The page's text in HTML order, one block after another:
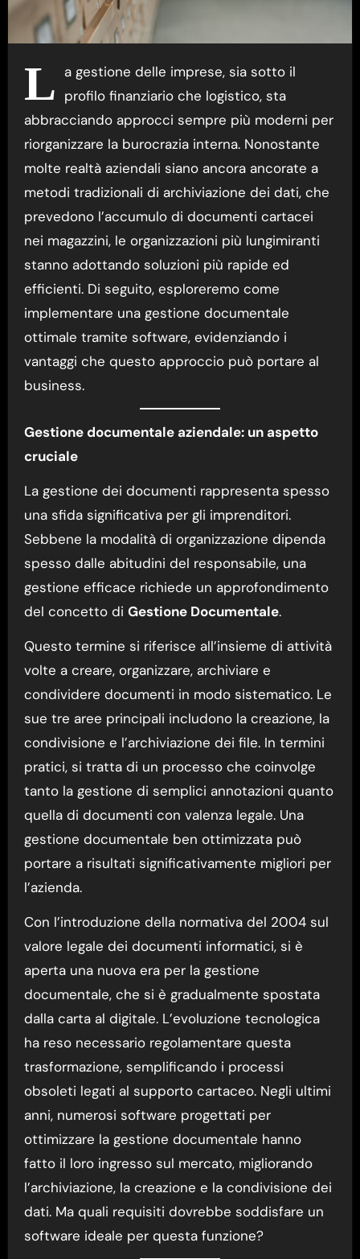
L a gestione delle imprese, sia sotto il
profilo finanziario che logistico, sta
abbracciando approcci sempre più moderni per
riorganizzare la burocrazia interna. Nonostante
molte realtà aziendali siano ancora ancorate a
metodi tradizionali di archiviazione dei dati, che
prevedono l’accumulo di documenti cartacei
nei magazzini, le organizzazioni più lungimiranti
stanno adottando soluzioni più rapide ed
efficienti. Di seguito, esploreremo come
implementare una gestione documentale
ottimale tramite software, evidenziando i
vantaggi che questo approccio può portare al
business.
Gestione documentale aziendale: un aspetto
cruciale
La gestione dei documenti rappresenta spesso
una sfida significativa per gli imprenditori.
Sebbene la modalità di organizzazione dipenda
spesso dalle abitudini del responsabile, una
gestione efficace richiede un approfondimento
del concetto di Gestione Documentale.
Questo termine si riferisce all’insieme di attività
volte a creare, organizzare, archiviare e
condividere documenti in modo sistematico. Le
sue tre aree principali includono la creazione, la
condivisione e l’archiviazione dei file. In termini
pratici, si tratta di un processo che coinvolge
tanto la gestione di semplici annotazioni quanto
quella di documenti con valenza legale. Una
gestione documentale ben ottimizzata può
portare a risultati significativamente migliori per
l’azienda.
Con l’introduzione della normativa del 2004 sul
valore legale dei documenti informatici, si è
aperta una nuova era per la gestione
documentale, che si è gradualmente spostata
dalla carta al digitale. L’evoluzione tecnologica
ha reso necessario regolamentare questa
trasformazione, semplificando i processi
obsoleti legati al supporto cartaceo. Negli ultimi
anni, numerosi software progettati per
ottimizzare la gestione documentale hanno
fatto il loro ingresso sul mercato, migliorando
l’archiviazione, la creazione e la condivisione dei
dati. Ma quali requisiti dovrebbe soddisfare un
software ideale per questa funzione?